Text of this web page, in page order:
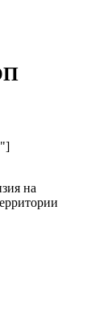
на